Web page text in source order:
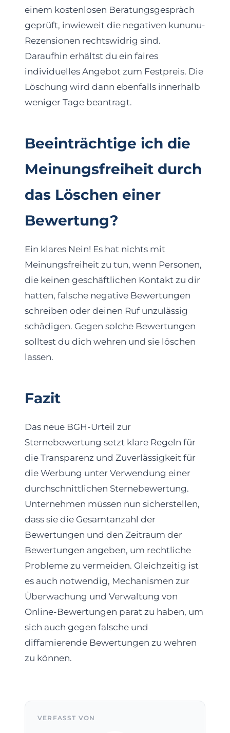
einem kostenlosen Beratungsgespräch
geprüft, inwieweit die negativen kununu-
Rezensionen rechtswidrig sind.
Daraufhin erhältst du ein faires
individuelles Angebot zum Festpreis. Die
Löschung wird dann ebenfalls innerhalb
weniger Tage beantragt.
Beeinträchtige ich die
Meinungsfreiheit durch
das Löschen einer
Bewertung?
Ein klares Nein! Es hat nichts mit
Meinungsfreiheit zu tun, wenn Personen,
die keinen geschäftlichen Kontakt zu dir
hatten, falsche negative Bewertungen
schreiben oder deinen Ruf unzulässig
schädigen. Gegen solche Bewertungen
solltest du dich wehren und sie löschen
lassen.
Fazit
Das neue BGH-Urteil zur
Sternebewertung setzt klare Regeln für
die Transparenz und Zuverlässigkeit für
die Werbung unter Verwendung einer
durchschnittlichen Sternebewertung.
Unternehmen müssen nun sicherstellen,
dass sie die Gesamtanzahl der
Bewertungen und den Zeitraum der
Bewertungen angeben, um rechtliche
Probleme zu vermeiden. Gleichzeitig ist
es auch notwendig, Mechanismen zur
Überwachung und Verwaltung von
Online-Bewertungen parat zu haben, um
sich auch gegen falsche und
diffamierende Bewertungen zu wehren
zu können.
VERFASST VON